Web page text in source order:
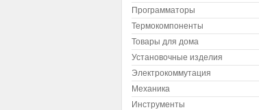
Программаторы
Термокомпоненты
Товары для дома
Установочные изделия
Электрокоммутация
Механика
Инструменты